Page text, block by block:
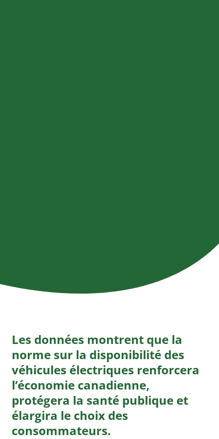
Plan d’action VE
Liens pratiques
Lexique d’électromobilité
Salle des nouvelles
Événements passés
Les données montrent que la
norme sur la disponibilité des
véhicules électriques renforcera
l’économie canadienne,
protégera la santé publique et
élargira le choix des
consommateurs.